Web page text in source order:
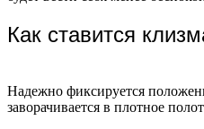
Как ставится
Надежно фиксируется
заворачивается в плотное